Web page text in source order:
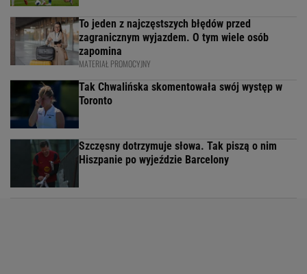
To jeden z najczęstszych błędów przed
zagranicznym wyjazdem. O tym wiele osób
zapomina
MATERIAŁ PROMOCYJNY
Tak Chwalińska skomentowała swój występ w
Toronto
Szczęsny dotrzymuje słowa. Tak piszą o nim
Hiszpanie po wyjeździe Barcelony